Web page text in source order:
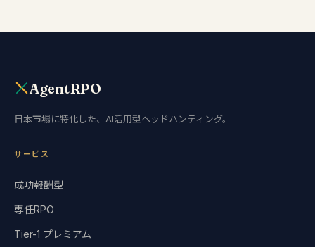
AgentRPO
日本市場に特化した、AI活用型ヘッドハンティング。
サービス
成功報酬型
専任RPO
Tier-1 プレミアム